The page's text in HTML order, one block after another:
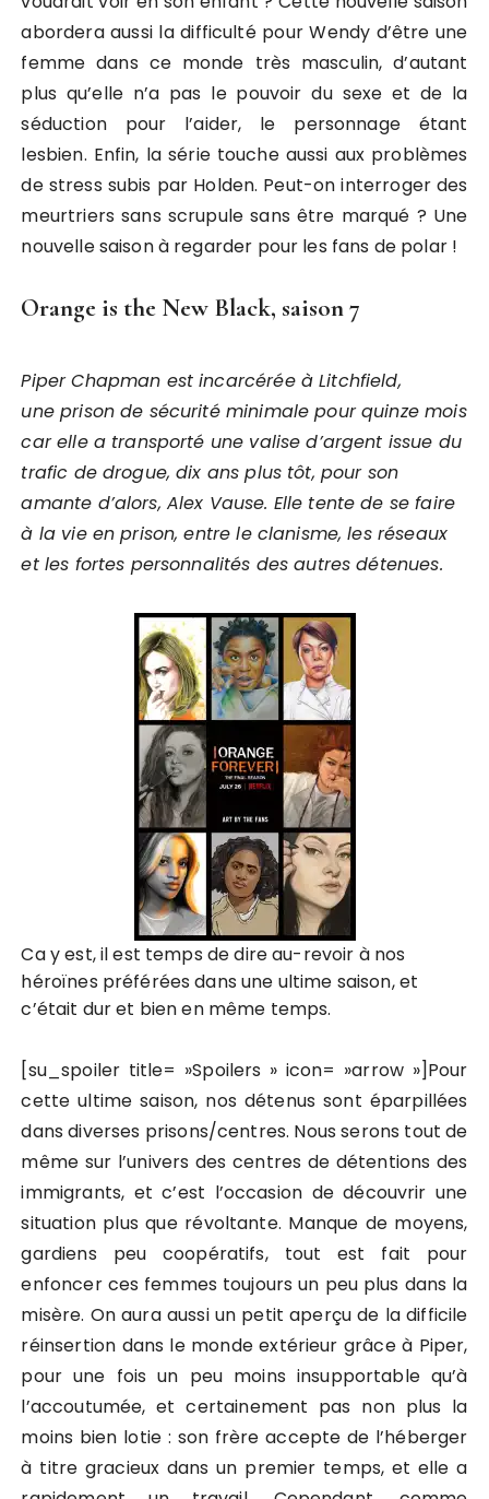
abordera aussi la difficulté pour Wendy d’être une
femme dans ce monde très masculin, d’autant
plus qu’elle n’a pas le pouvoir du sexe et de la
séduction pour l’aider, le personnage étant
lesbien. Enfin, la série touche aussi aux problèmes
de stress subis par Holden. Peut-on interroger des
meurtriers sans scrupule sans être marqué ? Une
nouvelle saison à regarder pour les fans de polar !
Orange is the New Black, saison 7
Piper Chapman est incarcérée à Litchfield,
une prison de sécurité minimale pour quinze mois
car elle a transporté une valise d’argent issue du
trafic de drogue, dix ans plus tôt, pour son
amante d’alors, Alex Vause. Elle tente de se faire
à la vie en prison, entre le clanisme, les réseaux
et les fortes personnalités des autres détenues.
Ca y est, il est temps de dire au-revoir à nos
héroïnes préférées dans une ultime saison, et
c’était dur et bien en même temps.
[su_spoiler title= »Spoilers » icon= »arrow »]Pour
cette ultime saison, nos détenus sont éparpillées
dans diverses prisons/centres. Nous serons tout de
même sur l’univers des centres de détentions des
immigrants, et c’est l’occasion de découvrir une
situation plus que révoltante. Manque de moyens,
gardiens peu coopératifs, tout est fait pour
enfoncer ces femmes toujours un peu plus dans la
misère. On aura aussi un petit aperçu de la difficile
réinsertion dans le monde extérieur grâce à Piper,
pour une fois un peu moins insupportable qu’à
l’accoutumée, et certainement pas non plus la
moins bien lotie : son frère accepte de l’héberger
à titre gracieux dans un premier temps, et elle a